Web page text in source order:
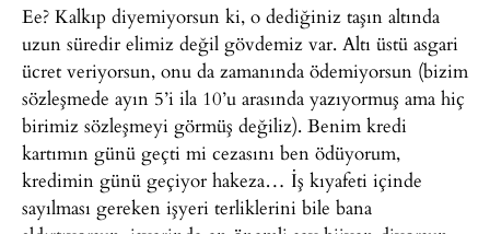
Ee? Kalkıp diyemiyorsun ki, o dediğiniz taşın altında
uzun süredir elimiz değil gövdemiz var. Altı üstü asgari
ücret veriyorsun, onu da zamanında ödemiyorsun (bizim
sözleşmede ayın 5’i ila 10’u arasında yazıyormuş ama hiç
birimiz sözleşmeyi görmüş değiliz). Benim kredi
kartımın günü geçti mi cezasını ben ödüyorum,
kredimin günü geçiyor hakeza… İş kıyafeti içinde
sayılması gereken işyeri terliklerini bile bana